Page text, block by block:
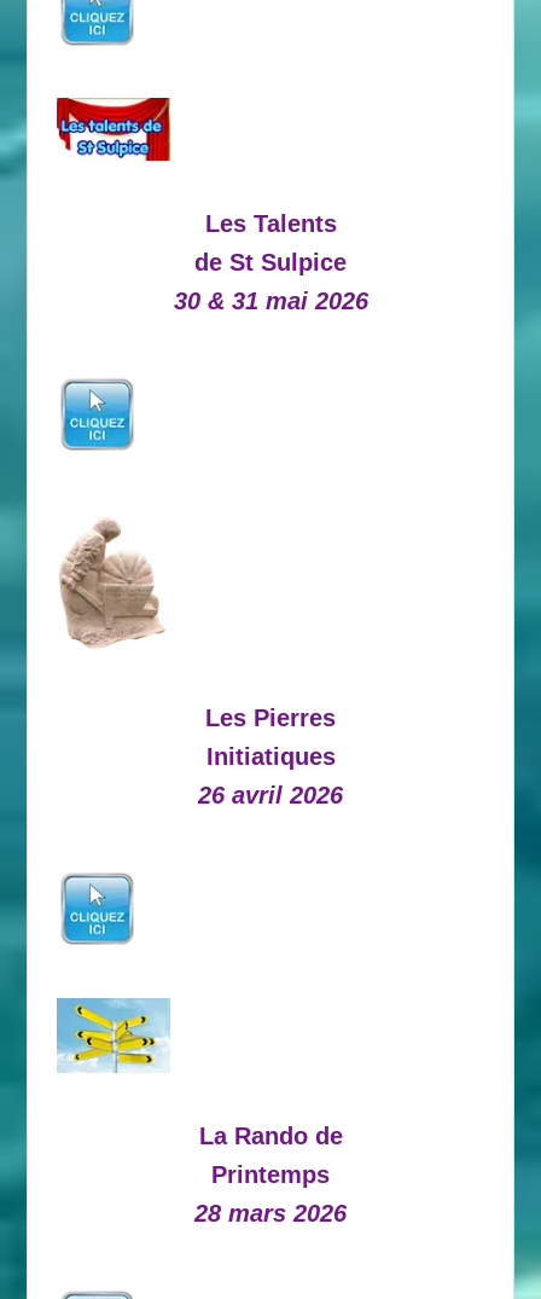
Les Talents
de St Sulpice
30 & 31 mai 2026
Les Pierres
Initiatiques
26 avril 2026
La Rando de
Printemps
28 mars 2026